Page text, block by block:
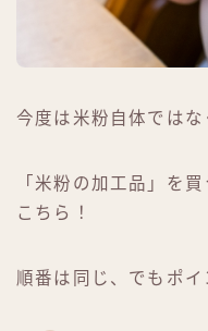
今度は米粉自体ではな
「米粉の加工品」を
こちら！
順番は同じ、でもポイ